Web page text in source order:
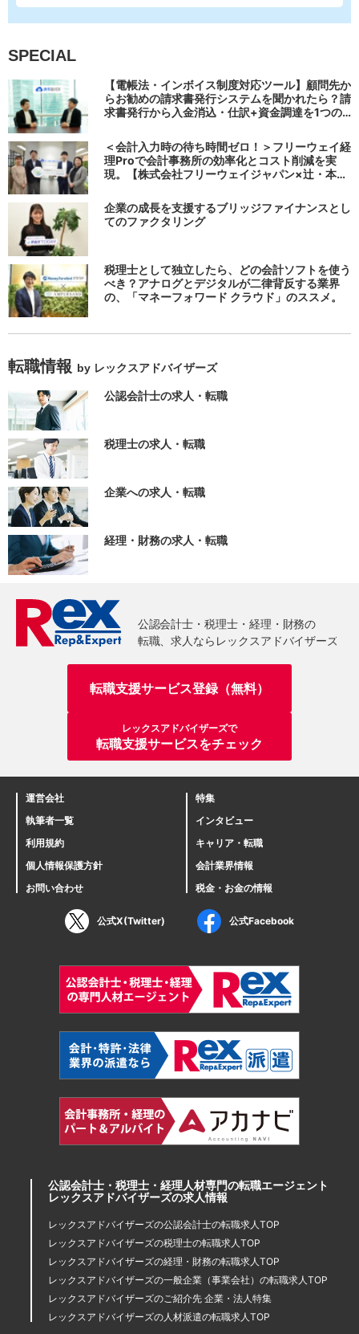
SPECIAL
【電帳法・インボイス制度対応ツール】顧問先か
らお勧めの請求書発行システムを聞かれたら？請
求書発行から入金消込・仕訳+資金調達を1つの
＜会計入力時の待ち時間ゼロ！＞フリーウェイ経
理Proで会計事務所の効率化とコスト削減を実
現。【株式会社フリーウェイジャパン×辻・本郷
企業の成長を支援するブリッジファイナンスとし
てのファクタリング
税理士として独立したら、どの会計ソフトを使う
べき？アナログとデジタルが二律背反する業界
の、「マネーフォワード クラウド」のススメ。
転職情報 by レックスアドバイザーズ
公認会計士の求人・転職
税理士の求人・転職
企業への求人・転職
経理・財務の求人・転職
転職支援サービス登録（無料）
レックスアドバイザーズで
転職支援サービスをチェック
運営会社
執筆者一覧
利用規約
個人情報保護方針
お問い合わせ
特集
インタビュー
キャリア・転職
会計業界情報
税金・お金の情報
公式X(Twitter) 公式Facebook
公認会計士・税理士・経理人材専門の転職エージェント
レックスアドバイザーズの求人情報
レックスアドバイザーズの公認会計士の転職求人TOP
レックスアドバイザーズの税理士の転職求人TOP
レックスアドバイザーズの経理・財務の転職求人TOP
レックスアドバイザーズの一般企業（事業会社）の転職求人TOP
レックスアドバイザーズのご紹介先 企業・法人特集
レックスアドバイザーズの人材派遣の転職求人TOP